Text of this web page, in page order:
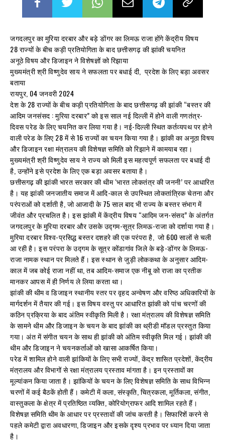
जगदलपुर का मुरिया दरबार और बड़े डोंगर का लिमऊ राजा होंगे केंद्रीय विषय
28 राज्यों के बीच कड़ी प्रतियोगिता के बाद छत्तीसगढ़ की झांकी चयनित
अनूठे विषय और डिजाइन ने विशेषज्ञों को रिझाया
मुख्यमंत्री श्री विष्णुदेव साय ने सफलता पर बधाई दी, प्रदेश के लिए बड़ा अवसर
बताया
रायपुर, 04 जनवरी 2024
देश के 28 राज्यों के बीच कड़ी प्रतियोगिता के बाद छत्तीसगढ़ की झांकी “बस्तर की
आदिम जनसंसद : मुरिया दरबार” को इस साल नई दिल्ली में होने वाली गणतंत्र-
दिवस परेड के लिए चयनित कर लिया गया है। नई-दिल्ली स्थित कर्तव्यपथ पर होने
वाली परेड के लिए 28 में से 16 राज्यों का चयन किया गया है। झांकी का अनूठा विषय
और डिजाइन रक्षा मंत्रालय की विशेषज्ञ समिति को रिझाने में कामयाब रहा।
मुख्यमंत्री श्री विष्णुदेव साय ने राज्य को मिली इस महत्वपूर्ण सफलता पर बधाई दी
है, उन्होंने इसे प्रदेश के लिए एक बड़ा अवसर बताया है।
छत्तीसगढ़ की झांकी भारत सरकार की थीम ‘भारत लोकतंत्र की जननी’ पर आधारित
है। यह झांकी जनजातीय समाज में आदि-काल से उपस्थित लोकतांत्रिक चेतना और
परंपराओं को दर्शाती है, जो आजादी के 75 साल बाद भी राज्य के बस्तर संभाग में
जीवंत और प्रचलित है। इस झांकी में केंद्रीय विषय “आदिम जन-संसद” के अंतर्गत
जगदलपुर के मुरिया दरबार और उसके उद्गम-सूत्र लिमऊ-राजा को दर्शाया गया है।
मुरिया दरबार विश्व-प्रसिद्ध बस्तर दशहरे की एक परंपरा है, जो 600 सालों से चली
आ रही है। इस परंपरा के उद्गम के सूत्र कोंडागांव जिले के बड़े-डोंगर के लिमऊ-
राजा नामक स्थान पर मिलते हैं। इस स्थान से जुड़ी लोककथा के अनुसार आदिम-
काल में जब कोई राजा नहीं था, तब आदिम-समाज एक नीबू को राजा का प्रतीक
मानकर आपस में ही निर्णय ले लिया करता था।
झांकी की थीम व डिजाइन स्थानीय स्तर पर वृहद अन्वेषण और वरिष्ठ अधिकारियों के
मार्गदर्शन में तैयार की गई। इस विषय वस्तु पर आधारित झांकी को पांच चरणों की
कठिन प्रक्रिया के बाद अंतिम स्वीकृति मिली है। रक्षा मंत्रालय की विशेषज्ञ समिति
के सामने थीम और डिजाइन के चयन के बाद झांकी का थ्रीडी मॉडल प्रस्तुत किया
गया। अंत में संगीत चयन के साथ ही झांकी को अंतिम स्वीकृति मिल गई। झांकी की
थीम और डिजाइन ने चयनकर्ताओं को खासा आकर्षित किया।
परेड में शामिल होने वाली झांकियों के लिए सभी राज्यों, केंद्र शासित प्रदेशों, केंद्रीय
मंत्रालय और विभागों से रक्षा मंत्रालय प्रस्ताव मांगता है। इन प्रस्तावों का
मूल्यांकन किया जाता है। झांकियों के चयन के लिए विशेषज्ञ समिति के साथ विभिन्न
चरणों में कई बैठकें होती हैं। कमेटी में कला, संस्कृति, चित्रकला, मूर्तिकला, संगीत,
वास्तुकला के क्षेत्र में प्रतिष्ठित व्यक्ति, कोरियोग्राफर आदि शामिल रहते हैं।
विशेषज्ञ समिति थीम के आधार पर प्रस्तावों की जांच करती है। सिफारिशें करने से
पहले कमेटी द्वारा अवधारणा, डिजाइन और इसके दृश्य प्रभाव पर ध्यान दिया जाता
है।